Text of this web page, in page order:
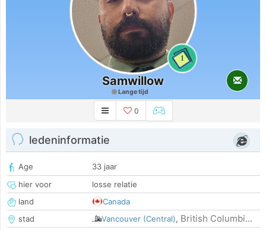
1
Samwillow
Lange tijd
0
ledeninformatie
Age
33 jaar
hier voor
losse relatie
land
Canada
stad
Vancouver (Central), British Columbi...